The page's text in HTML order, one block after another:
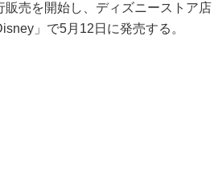
売を開始し、ディズニーストア店
」で5月12日に発売する。